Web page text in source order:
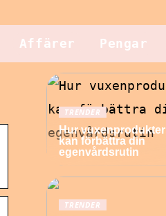
Affärer Pengar
TRENDER
Hur vuxenprodukter
kan förbättra din
egenvårdsrutin
TRENDER